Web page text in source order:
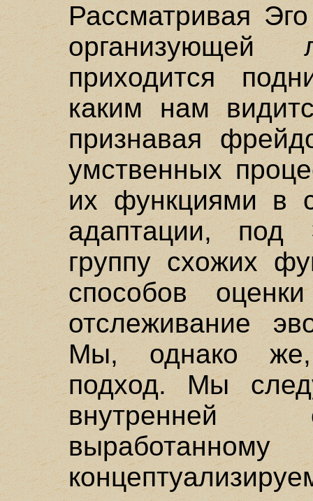
Рассматривая
организующей
приходится
каким нам
признавая
умственных
их функциями в
адаптации, под
группу схожих
способов
отслеживание
Мы, однако же,
подход. Мы
внутренней